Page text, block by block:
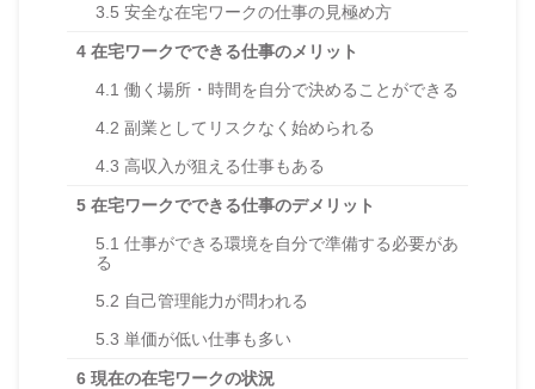
3.5 安全な在宅ワークの仕事の見極め方
4 在宅ワークでできる仕事のメリット
4.1 働く場所・時間を自分で決めることができる
4.2 副業としてリスクなく始められる
4.3 高収入が狙える仕事もある
5 在宅ワークでできる仕事のデメリット
5.1 仕事ができる環境を自分で準備する必要があ
る
5.2 自己管理能力が問われる
5.3 単価が低い仕事も多い
6 現在の在宅ワークの状況